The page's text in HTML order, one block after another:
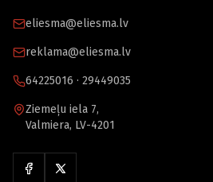
eliesma@eliesma.lv
reklama@eliesma.lv
64225016 · 29449035
Ziemeļu iela 7,
Valmiera, LV-4201